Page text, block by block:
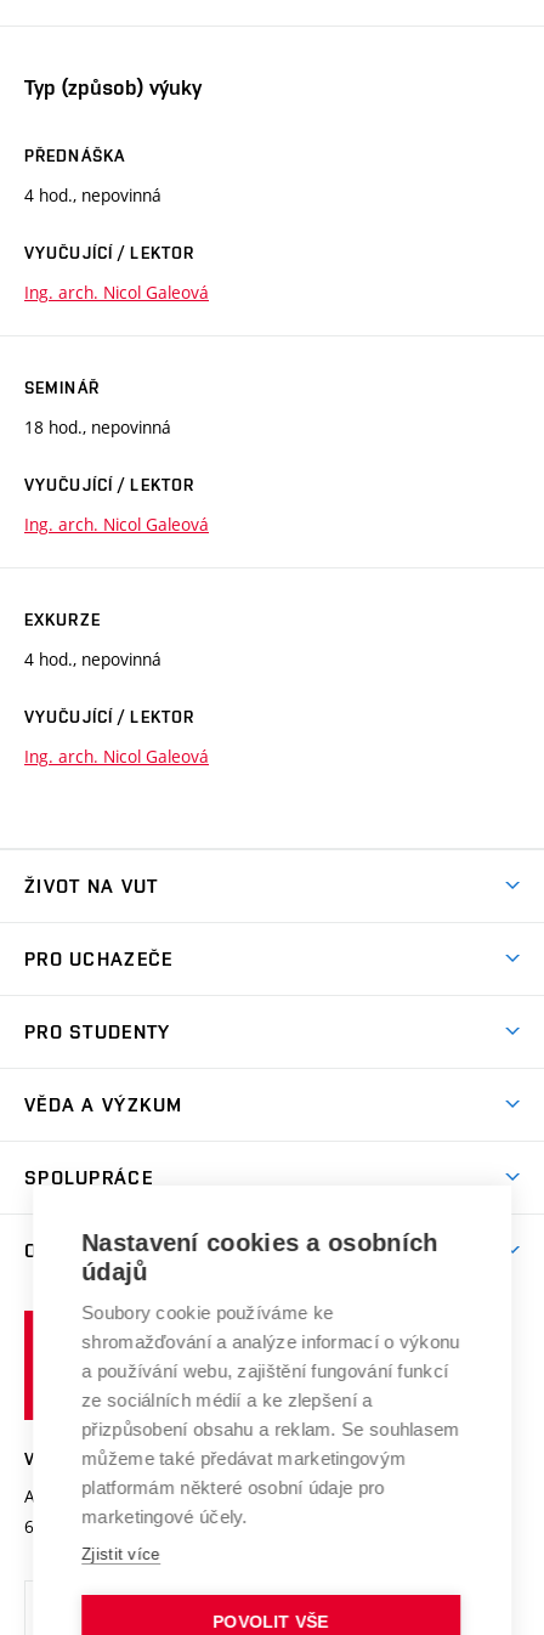
Typ (způsob) výuky
PŘEDNÁŠKA
4 hod., nepovinná
VYUČUJÍCÍ / LEKTOR
Ing. arch. Nicol Galeová
SEMINÁŘ
18 hod., nepovinná
VYUČUJÍCÍ / LEKTOR
Ing. arch. Nicol Galeová
EXKURZE
4 hod., nepovinná
VYUČUJÍCÍ / LEKTOR
Ing. arch. Nicol Galeová
ŽIVOT NA VUT
Koleje
Sport na VUT
Brno
PRO UCHAZEČE
Dny otevřených dveří
Celoživotní vzdělávání
E-přihláška
PRO STUDENTY
Harmonogram akademického roku
Závěrečné práce
Doktorské studium
Zpracování osobních údajů studentů
Sociální bezpečí
Studium bez bariér
Podpora podnikání
VĚDA A VÝZKUM
Mezinárodní vědecká rada
Systém zajišťování kvality výzkumu
Výzkumné infrastruktury
Transfer znalostí
Open Science
Projekty
Projekty ze strukturálních fondů
Specifický výzkum
SPOLUPRÁCE
Zahraniční spolupráce
Spolupráce se školami
Služby univerzity
Mezinárodní dohody
Univerzitní sítě
O UNIVERZITĚ
Profil univerzity
Udržitelná univerzita
Podnikavá univerzita / ContriBUTe
Bezpečná univerzita
Vyznamenání
Organizační struktura
Ochrana osobních údajů
učení
technické
VYSOKÉ UČENÍ TECHNICKÉ V BRNĚ
Antonínská 548/1
602 00 Brno
www.vut.cz
vut@vutbr.cz
Nastavení cookies a osobních
údajů
Soubory cookie používáme ke
shromažďování a analýze informací o výkonu
a používání webu, zajištění fungování funkcí
ze sociálních médií a ke zlepšení a
přizpůsobení obsahu a reklam. Se souhlasem
můžeme také předávat marketingovým
platformám některé osobní údaje pro
marketingové účely.
Zjistit více
POVOLIT VŠE